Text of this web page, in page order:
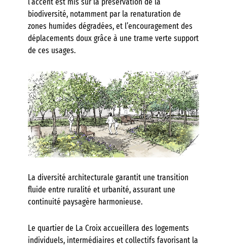
l’accent est mis sur la préservation de la
biodiversité, notamment par la renaturation de
zones humides dégradées, et l’encouragement des
déplacements doux grâce à une trame verte support
de ces usages.
La diversité architecturale garantit une transition
fluide entre ruralité et urbanité, assurant une
continuité paysagère harmonieuse.
Le quartier de La Croix accueillera des logements
individuels, intermédiaires et collectifs favorisant la